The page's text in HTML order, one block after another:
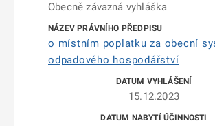
Obecně závazná vyhláška
o místním poplatku za obecní
odpadového hospodářství
15.12.2023